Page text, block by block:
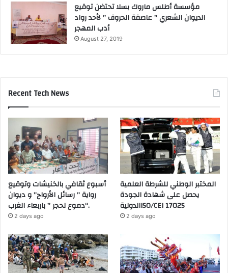
مؤسسة أطلس ماروك بسلا تحتضن توقيع
الديوان الشعري ” عاصفة الحروف ” لأحد رواد
أدب المهجر
August 27, 2019
Recent Tech News
أسبوع ثقافي بالخنيشات وتوقيع
رواية ” رسائل الأرواح” و ديوان
“دموع لحجر ” باربعاء الغرب.
2 days ago
المختبر الوطني للشرطة العلمية
يحصل على شهادة الجودة
الدوليةISO/CEI 17025
2 days ago